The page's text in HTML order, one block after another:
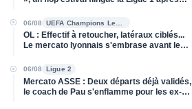
06/08
OL : Effectif à retoucher, latéraux ciblés...
Le mercato lyonnais s'embrase avant le
06/08 Ligue 2
Mercato ASSE : Deux départs déjà validés,
le coach de Pau s'enflamme pour les ex-